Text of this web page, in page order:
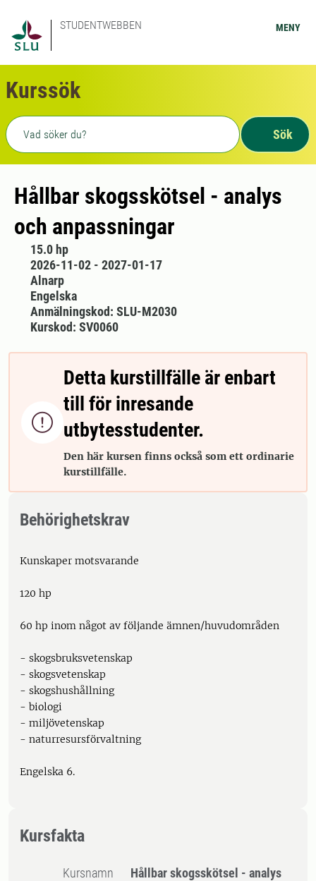
STUDENTWEBBEN MENY
Kurssök
Fritext sökning
Sök
Hållbar skogsskötsel - analys
och anpassningar
15.0 hp
2026-11-02 - 2027-01-17
Alnarp
Engelska
Anmälningskod: SLU-M2030
Kurskod: SV0060

Detta kurstillfälle är enbart
till för inresande
utbytesstudenter.
Den här kursen finns också som ett ordinarie
kurstillfälle.
Behörighetskrav
Kunskaper motsvarande
120 hp
60 hp inom något av följande ämnen/huvudområden
- skogsbruksvetenskap
- skogsvetenskap
- skogshushållning
- biologi
- miljövetenskap
- naturresursförvaltning
Engelska 6.
Kursfakta
Kursnamn
Hållbar skogsskötsel - analys